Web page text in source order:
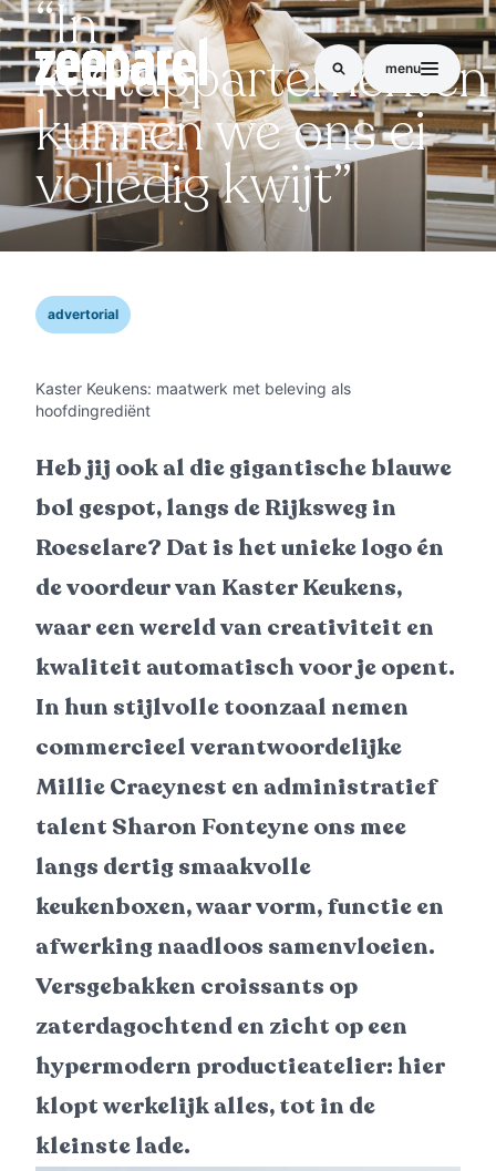
menu
“In
kust­appar­tementen
kunnen we ons ei
volledig kwijt”
advertorial
Kaster Keukens: maatwerk met beleving als
hoofdingrediënt
Heb jij ook al die gigantische blauwe
bol gespot, langs de Rijksweg in
Roeselare? Dat is het unieke logo én
de voordeur van Kaster Keukens,
waar een wereld van creativiteit en
kwaliteit automatisch voor je opent.
In hun stijlvolle toonzaal nemen
commercieel verantwoordelijke
Millie Craeynest en administratief
talent Sharon Fonteyne ons mee
langs dertig smaakvolle
keukenboxen, waar vorm, functie en
afwerking naadloos samenvloeien.
Versgebakken croissants op
zaterdagochtend en zicht op een
hypermodern productieatelier: hier
klopt werkelijk alles, tot in de
kleinste lade.